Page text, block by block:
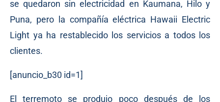
se quedaron sin electricidad en Kaumana, Hilo y
Puna, pero la compañía eléctrica Hawaii Electric
Light ya ha restablecido los servicios a todos los
clientes.
[anuncio_b30 id=1]
El terremoto se produjo poco después de los